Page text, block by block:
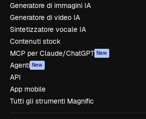
Generatore di immagini IA
Generatore di video IA
Sintetizzatore vocale IA
Contenuti stock
MCP per Claude/ChatGPT New
Agenti New
API
App mobile
Tutti gli strumenti Magnific